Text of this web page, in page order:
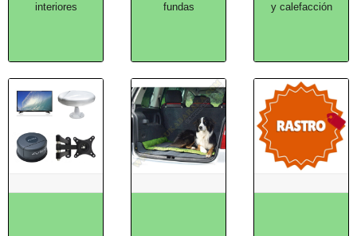
interiores
fundas
y calefacción